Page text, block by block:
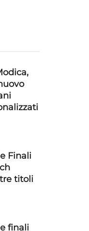
Finali
titoli
finali